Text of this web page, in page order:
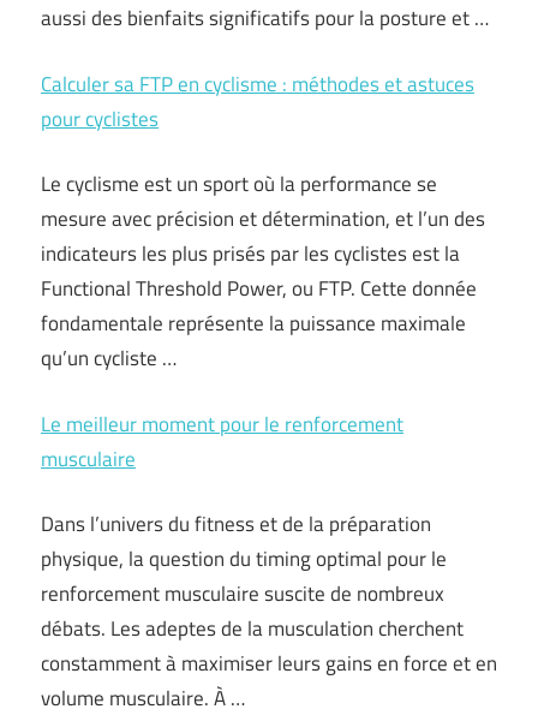
aussi des bienfaits significatifs pour la posture et …
Calculer sa FTP en cyclisme : méthodes et astuces
pour cyclistes
Le cyclisme est un sport où la performance se
mesure avec précision et détermination, et l’un des
indicateurs les plus prisés par les cyclistes est la
Functional Threshold Power, ou FTP. Cette donnée
fondamentale représente la puissance maximale
qu’un cycliste …
Le meilleur moment pour le renforcement
musculaire
Dans l’univers du fitness et de la préparation
physique, la question du timing optimal pour le
renforcement musculaire suscite de nombreux
débats. Les adeptes de la musculation cherchent
constamment à maximiser leurs gains en force et en
volume musculaire. À …